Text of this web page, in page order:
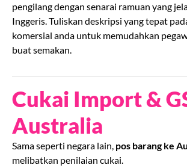
pengilang dengan senarai ramuan yang
Inggeris. Tuliskan deskripsi yang tepat
komersial anda untuk memudahkan
buat semakan.
Cukai Import &
Australia
Sama seperti negara lain, pos barang ke
melibatkan penilaian cukai.